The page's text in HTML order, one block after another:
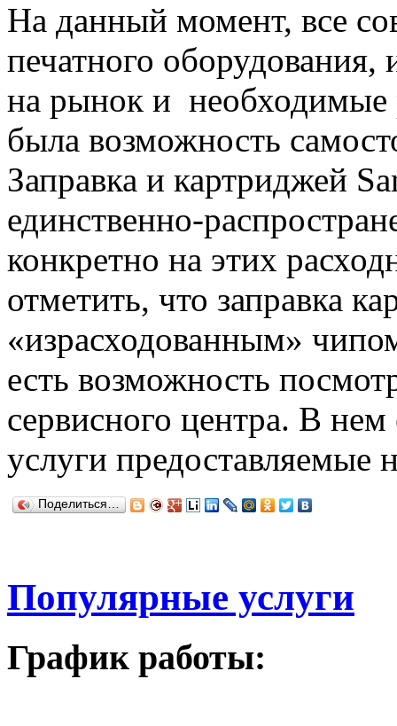
На данный момент, все
печатного
на рынок и необходимые
была возможность
Заправка и картриджей
единственно-
конкретно на этих
отметить, что заправка
«израсходованным»
есть возможность
сервисного центра. В
услуги предоставляемые
Поделиться…
Популярные услуги
График работы: